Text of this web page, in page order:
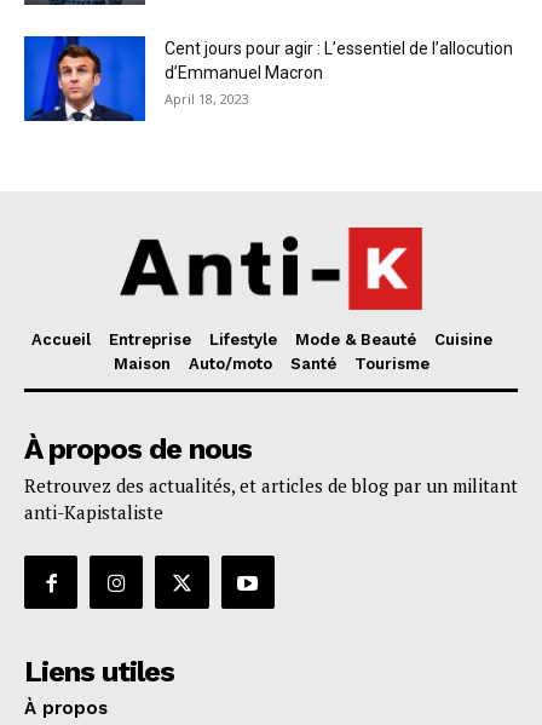
Cent jours pour agir : L’essentiel de l’allocution
d’Emmanuel Macron
April 18, 2023
Accueil Entreprise Lifestyle Mode & Beauté
Cuisine
Maison
Auto/moto Santé Tourisme
À propos de nous
Retrouvez des actualités, et articles de blog par un militant
anti-Kapistaliste
Liens utiles
À propos